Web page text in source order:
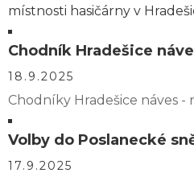
místnosti hasičárny v
Chodník Hradešice
18.9.2025
Chodníky Hradešice náves
Volby do Poslanecké
17.9.2025